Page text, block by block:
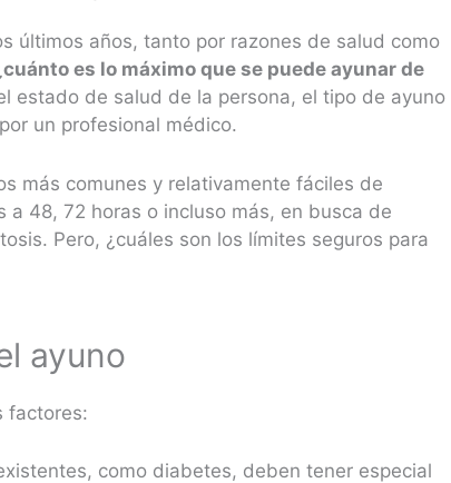
últimos años, tanto por razones de salud como
es lo máximo que se puede ayunar de
estado de salud de la persona, el tipo de ayuno
un profesional médico.
más comunes y relativamente fáciles de
48, 72 horas o incluso más, en busca de
Pero, ¿cuáles son los límites seguros para
ayuno
factores:
como diabetes, deben tener especial